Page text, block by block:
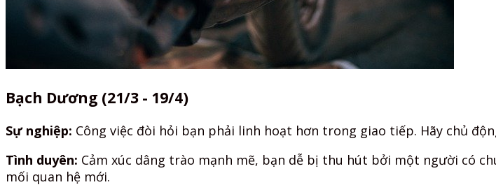
Bạch Dương (21/3 - 19/4)
Sự nghiệp: Công việc đòi hỏi bạn phải linh hoạt hơn trong giao tiếp. Hãy chủ
Tình duyên: Cảm xúc dâng trào mạnh mẽ, bạn dễ bị thu hút bởi một người có
mối quan hệ mới.